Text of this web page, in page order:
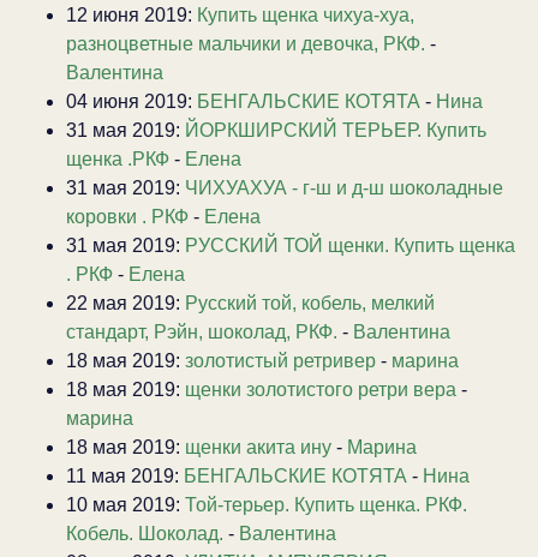
12 июня 2019: Купить щенка чихуа-хуа,
разноцветные мальчики и девочка, РКФ. -
Валентина
04 июня 2019: БЕНГАЛЬСКИЕ КОТЯТА - Нина
31 мая 2019: ЙОРКШИРСКИЙ ТЕРЬЕР. Купить
щенка .РКФ - Елена
31 мая 2019: ЧИХУАХУА - г-ш и д-ш шоколадные
коровки . РКФ - Елена
31 мая 2019: РУССКИЙ ТОЙ щенки. Купить щенка
. РКФ - Елена
22 мая 2019: Русский той, кобель, мелкий
стандарт, Рэйн, шоколад, РКФ. - Валентина
18 мая 2019: золотистый ретривер - марина
18 мая 2019: щенки золотистого ретри вера -
марина
18 мая 2019: щенки акита ину - Марина
11 мая 2019: БЕНГАЛЬСКИЕ КОТЯТА - Нина
10 мая 2019: Той-терьер. Купить щенка. РКФ.
Кобель. Шоколад. - Валентина